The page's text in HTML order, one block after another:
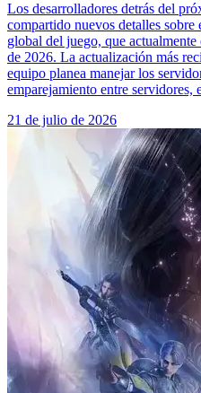
Los desarrolladores detrás del
compartido nuevos detalles
global del juego, que
de 2026. La actualización más
equipo planea manejar los
emparejamiento entre
21 de julio de 2026